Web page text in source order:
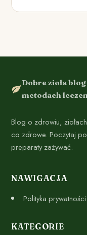
Dobre zioła
metodach
Blog o zdrowiu,
co zdrowe. Poczytaj
preparaty zażywać.
NAWIGACJA
Polityka prywatności
KATEGORIE